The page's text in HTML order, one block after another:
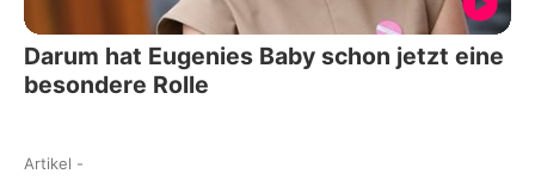
Darum hat Eugenies Baby schon jetzt eine
besondere Rolle
Artikel -